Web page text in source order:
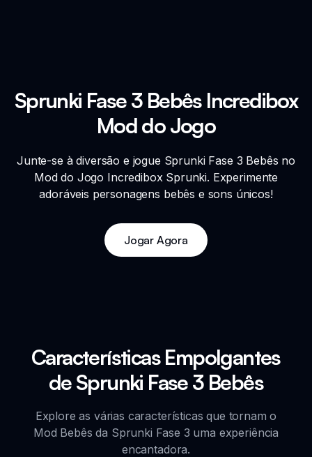
Sprunki Fase 3 Bebês Incredibox
Mod do Jogo
Junte-se à diversão e jogue Sprunki Fase 3 Bebês no
Mod do Jogo Incredibox Sprunki. Experimente
adoráveis personagens bebês e sons únicos!
Jogar Agora
Características Empolgantes
de Sprunki Fase 3 Bebês
Explore as várias características que tornam o
Mod Bebês da Sprunki Fase 3 uma experiência
encantadora.